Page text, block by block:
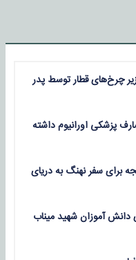
چرخ‌های قطار توسط پدر
پزشکی اورانیوم داشته
برای سفر نهنگ به دریای
دانش آموزان شهید میناب